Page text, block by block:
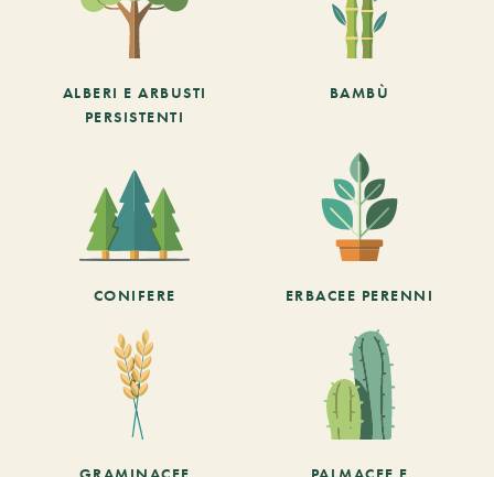
ALBERI E ARBUSTI
PERSISTENTI
BAMBÙ
CONIFERE ERBACEE PERENNI